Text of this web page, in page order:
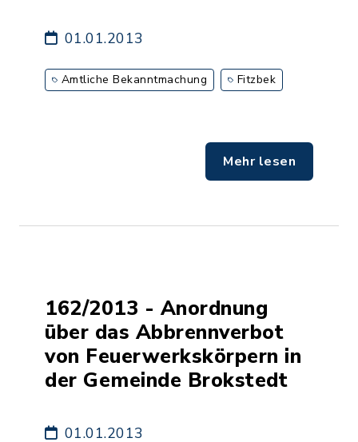
01.01.2013
Amtliche Bekanntmachung Fitzbek
Mehr lesen
162/2013 - Anordnung
über das Abbrennverbot
von Feuerwerkskörpern in
der Gemeinde Brokstedt
01.01.2013